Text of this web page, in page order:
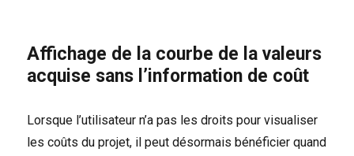
Affichage de la courbe de la valeurs
acquise sans l’information de coût
Lorsque l’utilisateur n’a pas les droits pour visualiser
les coûts du projet, il peut désormais bénéficier quand